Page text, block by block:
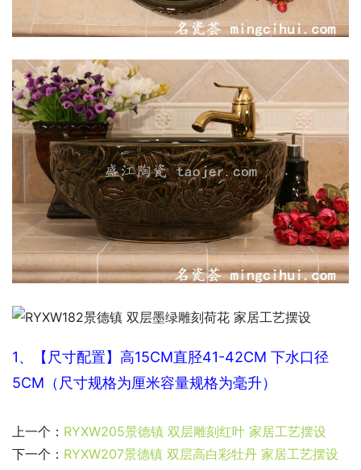
1、【尺寸配置】高15CM直胫41-42CM 下水口径
5CM（尺寸规格为厘米容量规格为毫升）
上一个： RYXW205景德镇 双层雕刻红叶 家居工艺摆设
下一个： RYXW207景德镇 双层高白彩牡丹 家居工艺摆设